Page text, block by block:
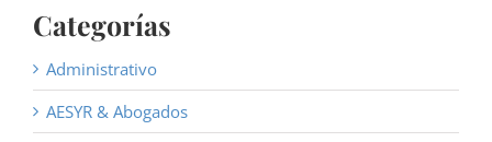
Categorías
Administrativo
AESYR & Abogados